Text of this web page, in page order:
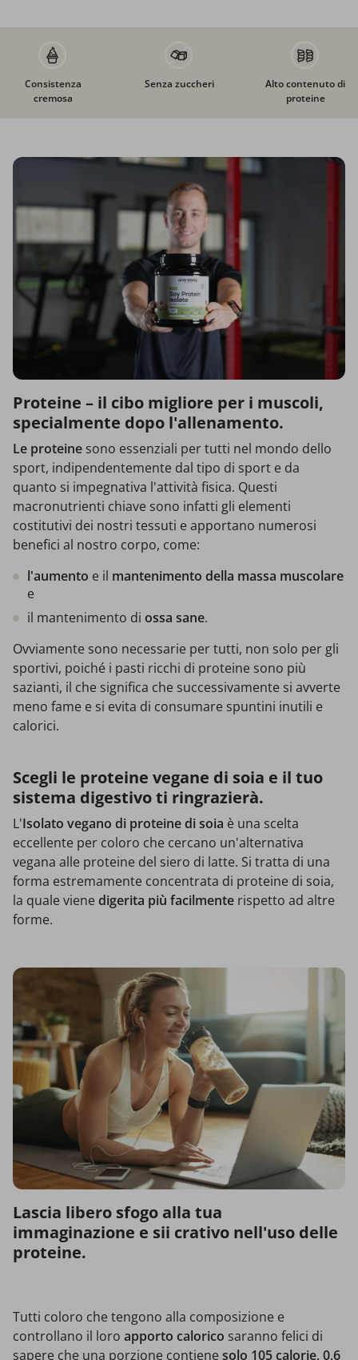
Consistenza
cremosa
Senza zuccheri
Alto contenuto di
proteine
Proteine – il cibo migliore per i muscoli,
specialmente dopo l'allenamento.
Le proteine sono essenziali per tutti nel mondo dello
sport, indipendentemente dal tipo di sport e da
quanto si impegnativa l'attività fisica. Questi
macronutrienti chiave sono infatti gli elementi
costitutivi dei nostri tessuti e apportano numerosi
benefici al nostro corpo, come:
l'aumento e il mantenimento della massa muscolare
e
il mantenimento di ossa sane.
Ovviamente sono necessarie per tutti, non solo per gli
sportivi, poiché i pasti ricchi di proteine sono più
sazianti, il che significa che successivamente si avverte
meno fame e si evita di consumare spuntini inutili e
calorici.
Scegli le proteine vegane di soia e il tuo
sistema digestivo ti ringrazierà.
L'Isolato vegano di proteine di soia è una scelta
eccellente per coloro che cercano un'alternativa
vegana alle proteine del siero di latte. Si tratta di una
forma estremamente concentrata di proteine di soia,
la quale viene digerita più facilmente rispetto ad altre
forme.
Lascia libero sfogo alla tua
immaginazione e sii crativo nell'uso delle
proteine.
Tutti coloro che tengono alla composizione e
controllano il loro apporto calorico saranno felici di
sapere che una porzione contiene solo 105 calorie, 0,6